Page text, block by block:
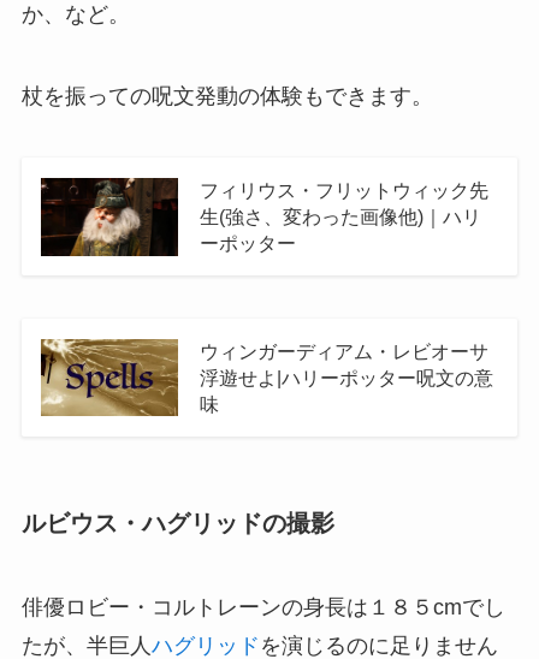
か、など。
杖を振っての呪文発動の体験もできます。
フィリウス・フリットウィック先
生(強さ、変わった画像他)｜ハリ
ーポッター
ウィンガーディアム・レビオーサ
浮遊せよ|ハリーポッター呪文の意
味
ルビウス・ハグリッドの撮影
俳優ロビー・コルトレーンの身長は１８５cmでし
たが、半巨人 ハグリッド を演じるのに足りません